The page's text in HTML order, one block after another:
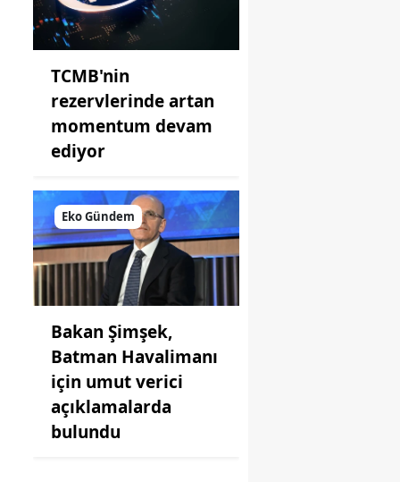
TCMB'nin
rezervlerinde artan
momentum devam
ediyor
Eko Gündem
Bakan Şimşek,
Batman Havalimanı
için umut verici
açıklamalarda
bulundu